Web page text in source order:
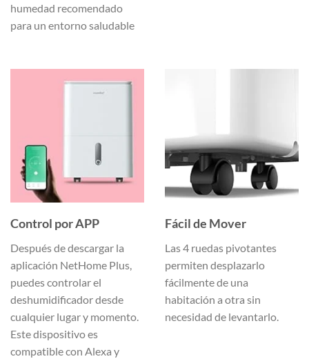
humedad recomendado
para un entorno saludable
Control por APP
Después de descargar la
aplicación NetHome Plus,
puedes controlar el
deshumidificador desde
cualquier lugar y momento.
Este dispositivo es
compatible con Alexa y
Fácil de Mover
Las 4 ruedas pivotantes
permiten desplazarlo
fácilmente de una
habitación a otra sin
necesidad de levantarlo.